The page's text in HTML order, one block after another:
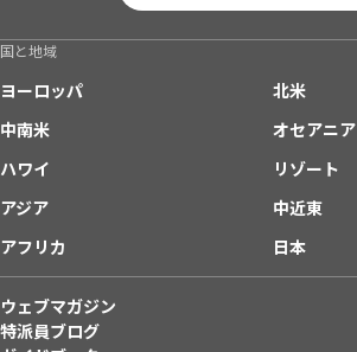
国と地域
ヨーロッパ
北米
中南米
オセアニア
ハワイ
リゾート
アジア
中近東
アフリカ
日本
ウェブマガジン
特派員ブログ